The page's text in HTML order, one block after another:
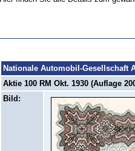
Nationale Automobil-Gesellschaft
Aktie 100 RM Okt. 1930 (Auflage
Bild: